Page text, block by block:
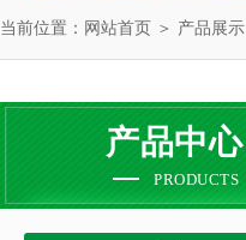
当前位置： 网站首页 ＞ 产品展示
产品中心
PRODUCTS